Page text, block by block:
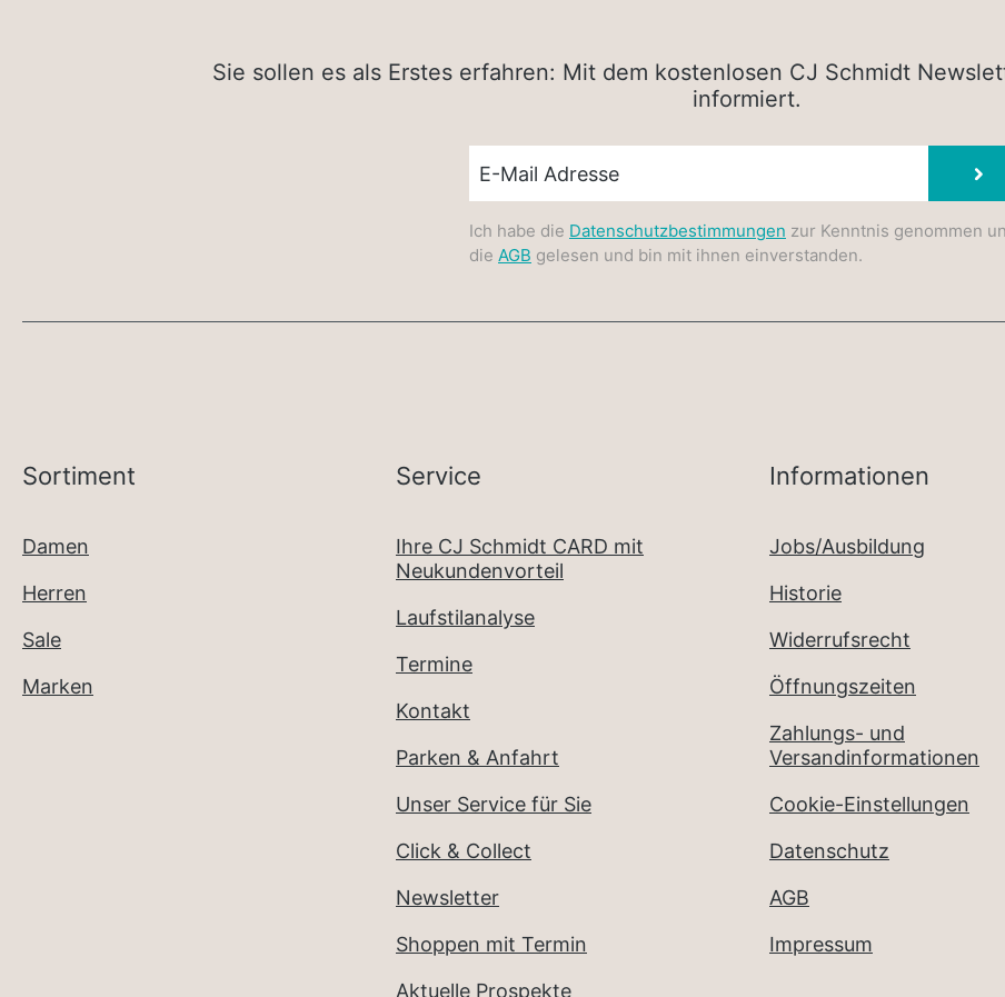
Sie sollen es als Erstes erfahren: Mit dem kostenlosen CJ Schmidt
informiert.
Ich habe die Datenschutzbestimmungen zur Kenntnis genommen
die AGB gelesen und bin mit ihnen einverstanden.
Sortiment
Damen
Herren
Sale
Marken
Service
Ihre CJ Schmidt CARD mit
Neukundenvorteil
Laufstilanalyse
Termine
Kontakt
Parken & Anfahrt
Unser Service für Sie
Click & Collect
Newsletter
Shoppen mit Termin
Aktuelle Prospekte
Informationen
Jobs/Ausbildung
Historie
Widerrufsrecht
Öffnungszeiten
Zahlungs- und
Versandinformationen
Cookie-Einstellungen
Datenschutz
AGB
Impressum